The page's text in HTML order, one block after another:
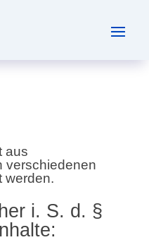
aus
verschiedenen
werden.
i. S. d. §